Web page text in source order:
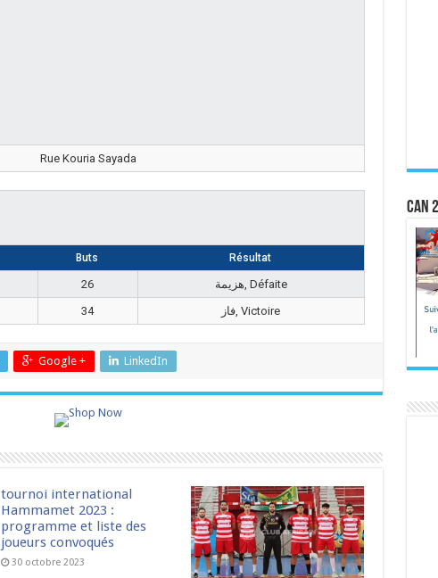
Rue Kouria Sayada
Buts Résultat
26
هزيمة, Défaite
34 فاز, Victoire
Google + LinkedIn
tournoi international
Hammamet 2023 :
programme et liste des
joueurs convoqués
30 octobre 2023
CAN